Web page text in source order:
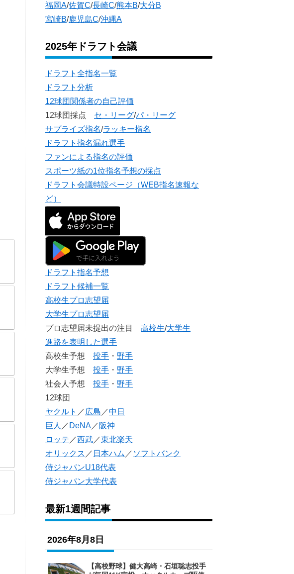
福岡A/佐賀C/長崎C/熊本B/大分B
宮崎B/鹿児島C/沖縄A
2025年ドラフト会議
ドラフト全指名一覧
ドラフト分析
12球団関係者の自己評価
12球団採点 セ・リーグ/パ・リーグ
サプライズ指名/ラッキー指名
ドラフト指名漏れ選手
ファンによる指名の評価
スポーツ紙の1位指名予想の採点
ドラフト会議特設ページ（WEB指名速報な
ど）
ドラフト指名予想
ドラフト候補一覧
高校生プロ志望届
大学生プロ志望届
プロ志望届未提出の注目 高校生/大学生
進路を表明した選手
高校生予想 投手 ・ 野手
大学生予想 投手 ・ 野手
社会人予想 投手 ・ 野手
12球団
ヤクルト ／ 広島 ／中日
巨人 ／ DeNA ／ 阪神
ロッテ ／西武 ／東北楽天
オリックス ／ 日本ハム ／ ソフトバンク
侍ジャパンU18代表
侍ジャパン大学代表
最新1週間記事
2026年8月8日
【高校野球】健大高崎・石垣聡志投手